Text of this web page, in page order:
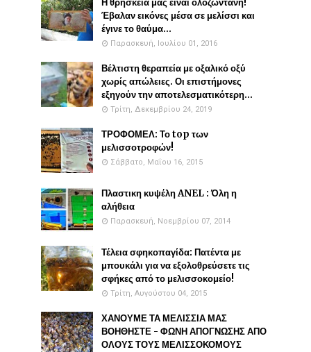
Η θρησκεία μας είναι ολοζώντανη!
Έβαλαν εικόνες μέσα σε μελίσσι και
έγινε το θαύμα...
Παρασκευή, Ιουλίου 01, 2016
Βέλτιστη θεραπεία με οξαλικό οξύ
χωρίς απώλειες. Οι επιστήμονες
εξηγούν την αποτελεσματικότερη...
Τρίτη, Δεκεμβρίου 24, 2019
ΤΡΟΦΟΜΕΛ: Το top των
μελισσοτροφών!
Σάββατο, Μαΐου 16, 2015
Πλαστικη κυψέλη ANEL : Όλη η
αλήθεια
Παρασκευή, Νοεμβρίου 07, 2014
Τέλεια σφηκοπαγίδα: Πατέντα με
μπουκάλι για να εξολοθρεύσετε τις
σφήκες από το μελισσοκομείο!
Τρίτη, Αυγούστου 04, 2015
ΧΑΝΟΥΜΕ ΤΑ ΜΕΛΙΣΣΙΑ ΜΑΣ
ΒΟΗΘΗΣΤΕ - ΦΩΝΗ ΑΠΟΓΝΩΣΗΣ ΑΠΟ
ΟΛΟΥΣ ΤΟΥΣ ΜΕΛΙΣΣΟΚΟΜΟΥΣ